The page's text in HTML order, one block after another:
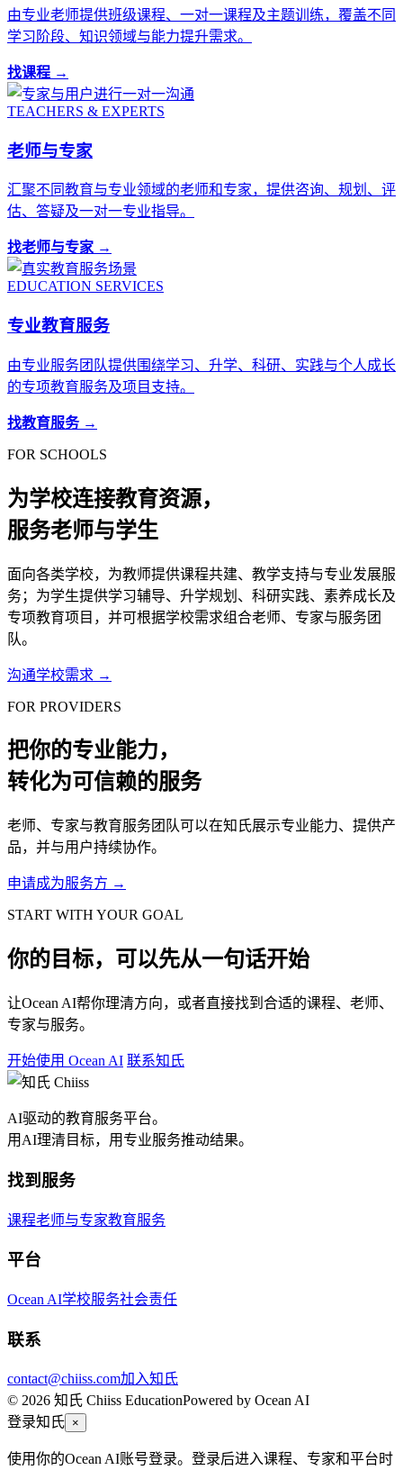
由专业老师提供班级课程、一对一课程及主题训练，覆盖不同
学习阶段、知识领域与能力提升需求。
找课程 →
TEACHERS & EXPERTS
老师与专家
汇聚不同教育与专业领域的老师和专家，提供咨询、规划、评
估、答疑及一对一专业指导。
找老师与专家 →
EDUCATION SERVICES
专业教育服务
由专业服务团队提供围绕学习、升学、科研、实践与个人成长
的专项教育服务及项目支持。
找教育服务 →
FOR SCHOOLS
为学校连接教育资源，
服务老师与学生
面向各类学校，为教师提供课程共建、教学支持与专业发展服
务；为学生提供学习辅导、升学规划、科研实践、素养成长及
专项教育项目，并可根据学校需求组合老师、专家与服务团
队。
沟通学校需求 →
FOR PROVIDERS
把你的专业能力，
转化为可信赖的服务
老师、专家与教育服务团队可以在知氏展示专业能力、提供产
品，并与用户持续协作。
申请成为服务方 →
START WITH YOUR GOAL
你的目标，可以先从一句话开始
让Ocean AI帮你理清方向，或者直接找到合适的课程、老师、
专家与服务。
开始使用 Ocean AI 联系知氏
AI驱动的教育服务平台。
用AI理清目标，用专业服务推动结果。
找到服务
课程老师与专家教育服务
平台
Ocean AI学校服务社会责任
联系
contact@chiiss.com加入知氏
© 2026 知氏 Chiiss EducationPowered by Ocean AI
登录知氏 ×
使用你的Ocean AI账号登录。登录后进入课程、专家和平台时